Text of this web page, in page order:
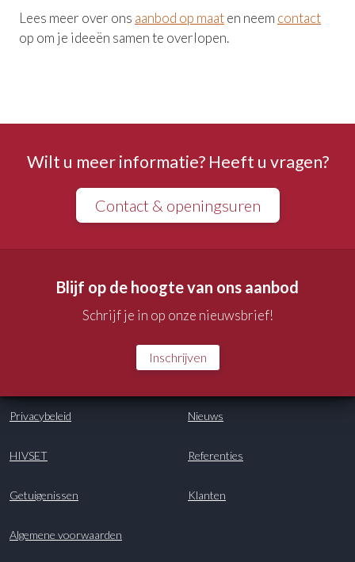
Lees meer over ons aanbod op maaten neem contact
op om je ideeën samen te overlopen.
Wilt u meer informatie? Heeft u vragen?
Contact & openingsuren
Blijf op de hoogte van ons aanbod
Schrijf je in op onze nieuwsbrief!
Inschrijven
Privacybeleid Nieuws
HIVSET Referenties
Getuigenissen Klanten
Algemene voorwaarden